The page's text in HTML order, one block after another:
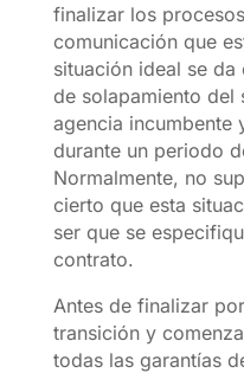
finalizar los
comunicación que
situación ideal se
de solapamiento del
agencia incumbente
durante un periodo
Normalmente, no
cierto que esta
ser que se
contrato.
Antes de finalizar
transición y
todas las garantías